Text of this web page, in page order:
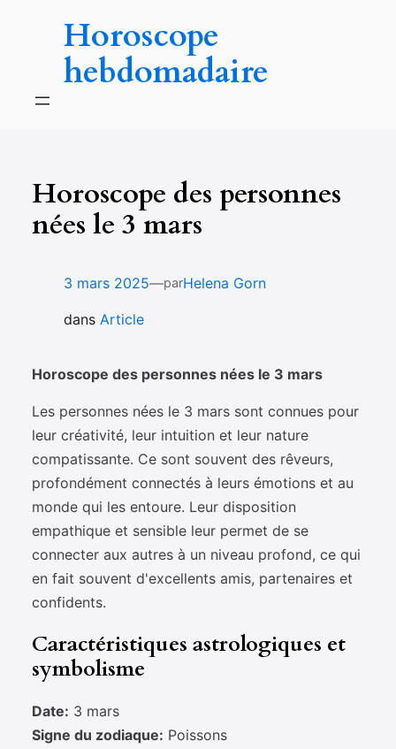
Horoscope
hebdomadaire
Horoscope des personnes
nées le 3 mars
3 mars 2025—parHelena Gorn
dans Article
Horoscope des personnes nées le 3 mars
Les personnes nées le 3 mars sont connues pour
leur créativité, leur intuition et leur nature
compatissante. Ce sont souvent des rêveurs,
profondément connectés à leurs émotions et au
monde qui les entoure. Leur disposition
empathique et sensible leur permet de se
connecter aux autres à un niveau profond, ce qui
en fait souvent d'excellents amis, partenaires et
confidents.
Caractéristiques astrologiques et
symbolisme
Date: 3 mars
Signe du zodiaque: Poissons